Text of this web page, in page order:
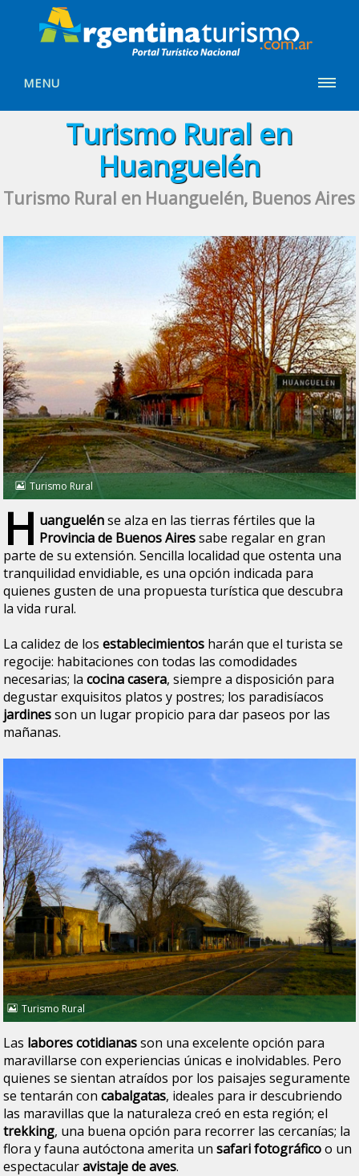
MENU
Turismo Rural en
Huanguelén
Turismo Rural en Huanguelén, Buenos Aires
Turismo Rural
H uanguelénse alza en las tierras fértiles que la
Provincia de Buenos Airessabe regalar en gran
parte de su extensión. Sencilla localidad que ostenta una
tranquilidad envidiable, es una opción indicada para
quienes gusten de una propuesta turística que descubra
la vida rural.
La calidez de losestablecimientos harán que el turista se
regocije: habitaciones con todas las comodidades
necesarias; lacocina casera, siempre a disposición para
degustar exquisitos platos y postres; los paradisíacos
jardinesson un lugar propicio para dar paseos por las
mañanas.
Turismo Rural
Las labores cotidianasson una excelente opción para
maravillarse con experiencias únicas e inolvidables. Pero
quienes se sientan atraídos por los paisajes seguramente
se tentarán concabalgatas, ideales para ir descubriendo
las maravillas que la naturaleza creó en esta región; el
trekking, una buena opción para recorrer las cercanías; la
flora y fauna autóctona amerita unsafari fotográficoo un
espectacularavistaje de aves.